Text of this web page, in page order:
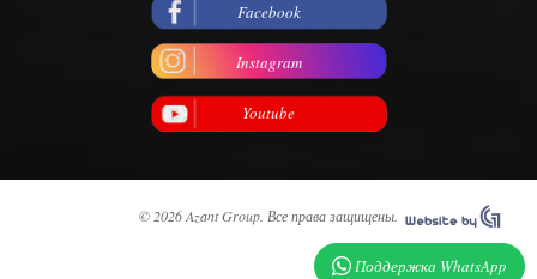
Facebook
Instagram
Youtube
© 2026 Azant Group. Все права защищены.
Поддержка WhatsApp